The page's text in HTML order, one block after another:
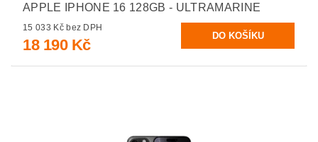
APPLE IPHONE 16 128GB - ULTRAMARINE
15 033 Kč bez DPH
18 190 Kč